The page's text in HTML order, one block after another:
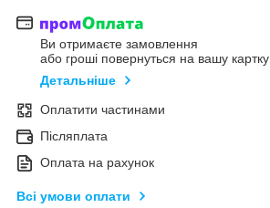
Ви отримаєте замовлення
або гроші повернуться на вашу картку
Детальніше
Оплатити частинами
Післяплата
Оплата на рахунок
Всі умови оплати